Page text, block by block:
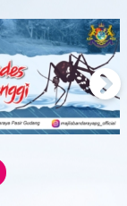
Next